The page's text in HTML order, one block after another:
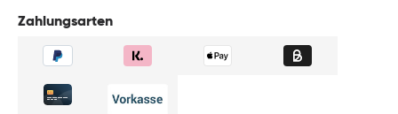
Zahlungsarten